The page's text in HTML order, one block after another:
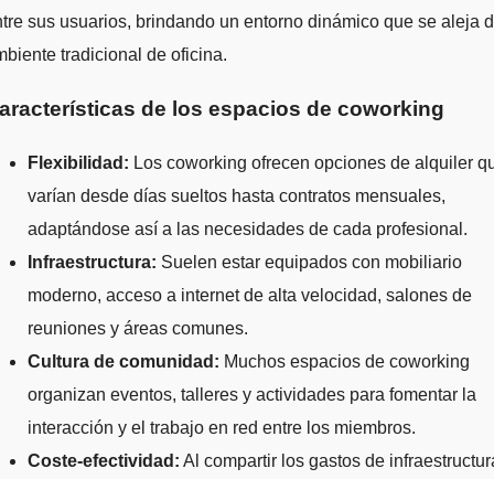
sus usuarios, brindando un entorno dinámico que se aleja
tradicional de oficina.
de los espacios de coworking
Flexibilidad: Los coworking ofrecen opciones de alquiler
varían desde días sueltos hasta contratos mensuales,
adaptándose así a las necesidades de cada profesional.
Infraestructura: Suelen estar equipados con mobiliario
moderno, acceso a internet de alta velocidad, salones de
reuniones y áreas comunes.
Cultura de comunidad: Muchos espacios de coworking
organizan eventos, talleres y actividades para fomentar la
interacción y el trabajo en red entre los miembros.
Coste-efectividad: Al compartir los gastos de